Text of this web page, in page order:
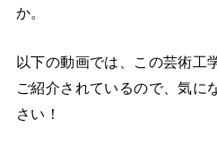
か。
以下の動画では、この芸術工
ご紹介されているので、気に
さい！